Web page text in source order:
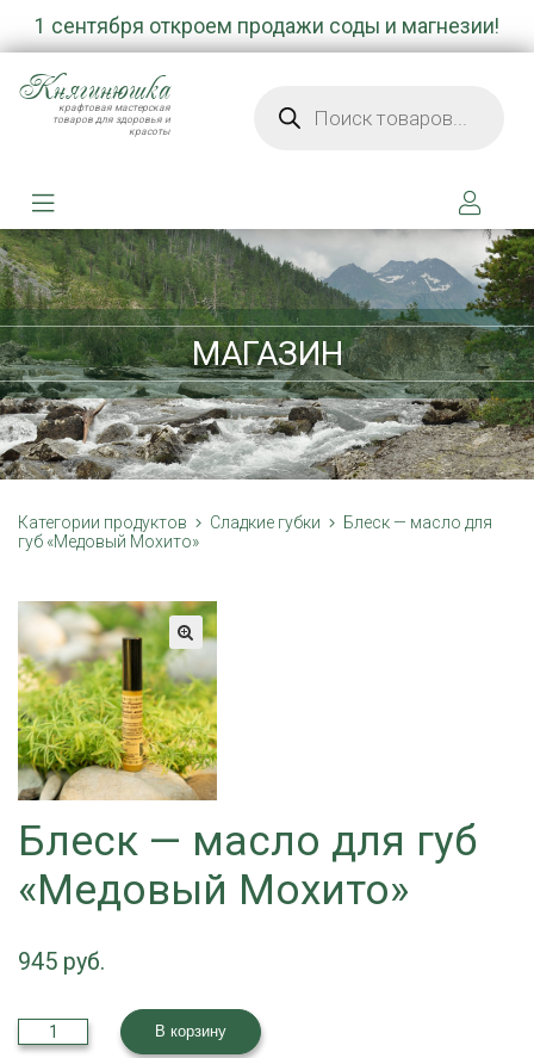
1 сентября откроем продажи соды и магнезии!
Княгинюшка
крафтовая мастерская
товаров для здоровья и
красоты
МАГАЗИН
Категории продуктов Сладкие губки
Блеск — масло для
губ «Медовый Мохито»
Блеск — масло для губ
«Медовый Мохито»
945
Количество
товара
В корзину